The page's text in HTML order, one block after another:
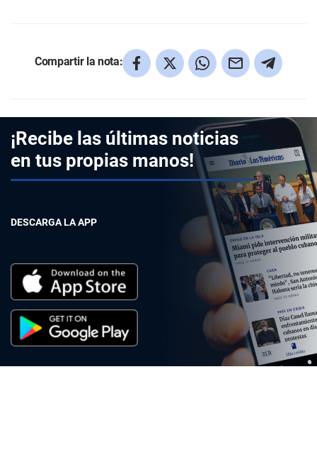
Compartir la nota:
¡Recibe las últimas noticias
en tus propias manos!
DESCARGA LA APP